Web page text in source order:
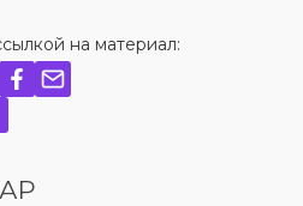
на материал: